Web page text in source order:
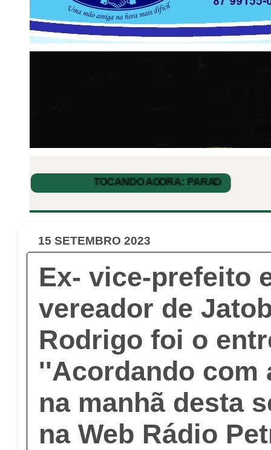
15 SETEMBRO 2023
Ex- vice-prefeito
vereador de
Rodrigo foi o
''Acordando com
na manhã desta
na Web Rádio